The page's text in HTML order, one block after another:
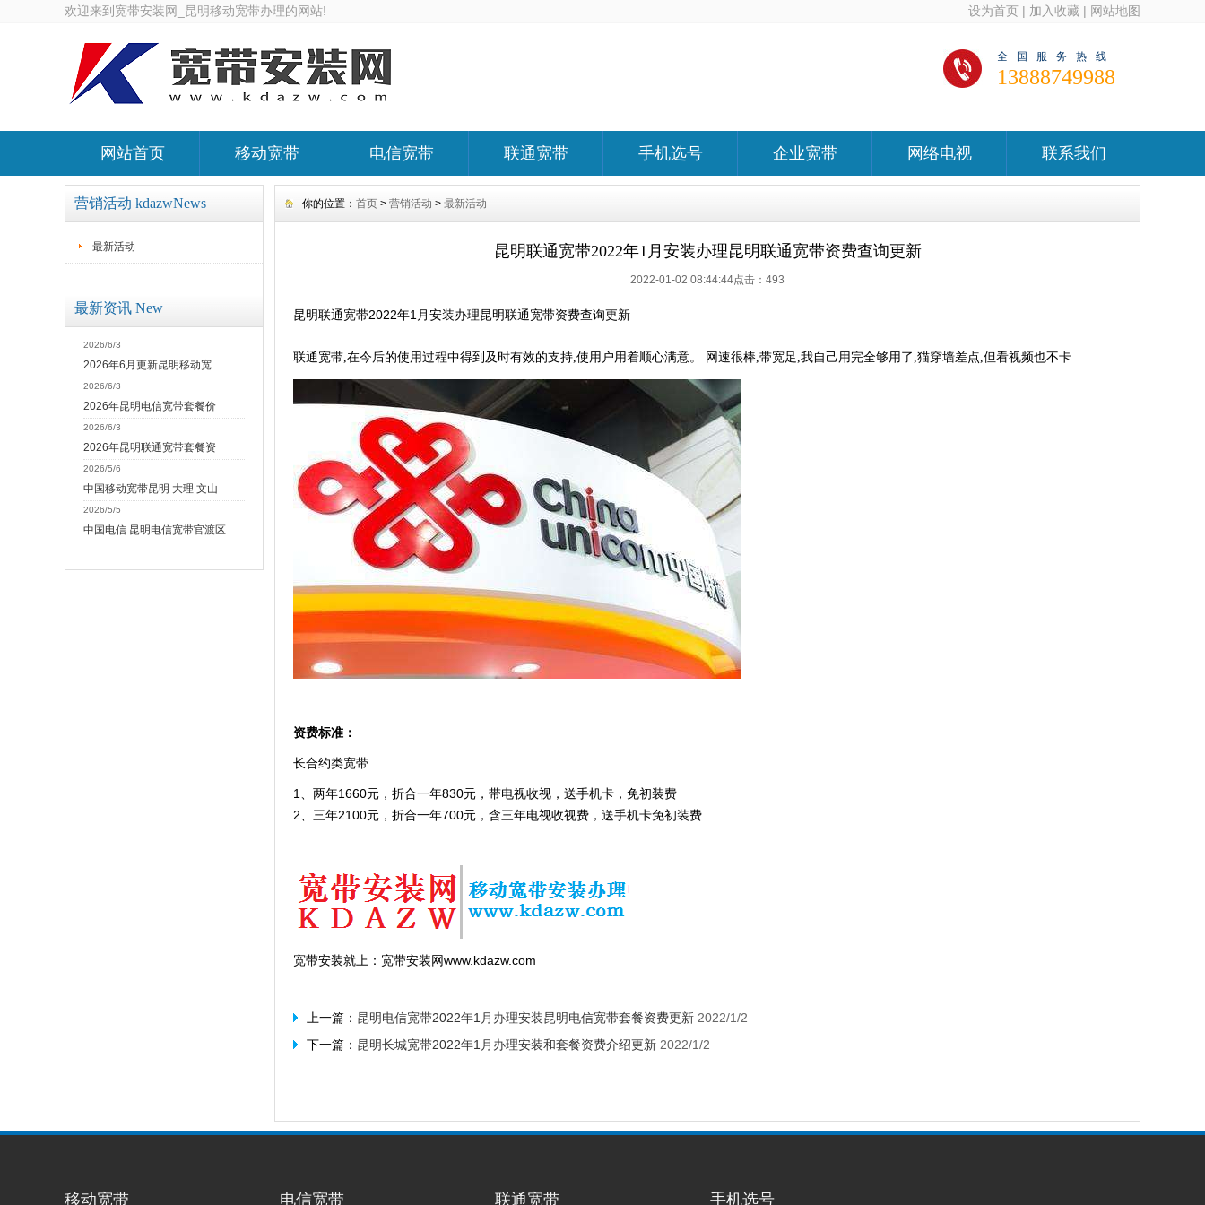
欢迎来到宽带安装网_昆明移动宽带办理的网站! 设为首页 | 加入收藏 | 网站地图
全国服务热线
13888749988
网站首页 移动宽带 电信宽带 联通宽带 手机选号 企业宽带 网络电视 联系我们
营销活动 kdazwNews
最新活动
最新资讯 New
2026/6/3
2026年6月更新昆明移动宽
2026/6/3
2026年昆明电信宽带套餐价
2026/6/3
2026年昆明联通宽带套餐资
2026/5/6
中国移动宽带昆明 大理 文山
2026/5/5
中国电信 昆明电信宽带官渡区
你的位置： 首页 > 营销活动 > 最新活动
昆明联通宽带2022年1月安装办理昆明联通宽带资费查询更新
2022-01-02 08:44:44点击： 493
昆明联通宽带2022年1月安装办理昆明联通宽带资费查询更新
联通宽带,在今后的使用过程中得到及时有效的支持,使用户用着顺心满意。 网速很棒,带宽足,我自己用完全够用了,猫穿墙差点,但看视频也不卡
资费标准：
长合约类宽带
1、两年1660元，折合一年830元，带电视收视，送手机卡，免初装费
2、三年2100元，折合一年700元，含三年电视收视费，送手机卡免初装费
宽带安装就上：宽带安装网www.kdazw.com
上一篇： 昆明电信宽带2022年1月办理安装昆明电信宽带套餐资费更新 2022/1/2
下一篇： 昆明长城宽带2022年1月办理安装和套餐资费介绍更新 2022/1/2
移动宽带 电信宽带 联通宽带 手机选号